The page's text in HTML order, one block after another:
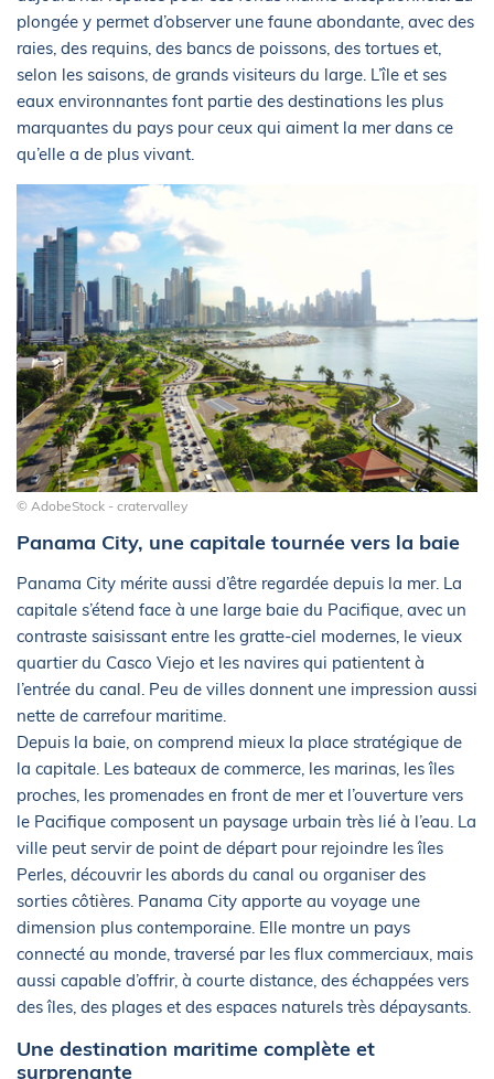
plongée y permet d’observer une faune abondante, avec des
raies, des requins, des bancs de poissons, des tortues et,
selon les saisons, de grands visiteurs du large. L’île et ses
eaux environnantes font partie des destinations les plus
marquantes du pays pour ceux qui aiment la mer dans ce
qu’elle a de plus vivant.
© AdobeStock - cratervalley
Panama City, une capitale tournée vers la baie
Panama City mérite aussi d’être regardée depuis la mer. La
capitale s’étend face à une large baie du Pacifique, avec un
contraste saisissant entre les gratte-ciel modernes, le vieux
quartier du Casco Viejo et les navires qui patientent à
l’entrée du canal. Peu de villes donnent une impression aussi
nette de carrefour maritime.
Depuis la baie, on comprend mieux la place stratégique de
la capitale. Les bateaux de commerce, les marinas, les îles
proches, les promenades en front de mer et l’ouverture vers
le Pacifique composent un paysage urbain très lié à l’eau. La
ville peut servir de point de départ pour rejoindre les îles
Perles, découvrir les abords du canal ou organiser des
sorties côtières. Panama City apporte au voyage une
dimension plus contemporaine. Elle montre un pays
connecté au monde, traversé par les flux commerciaux, mais
aussi capable d’offrir, à courte distance, des échappées vers
des îles, des plages et des espaces naturels très dépaysants.
Une destination maritime complète et
surprenante